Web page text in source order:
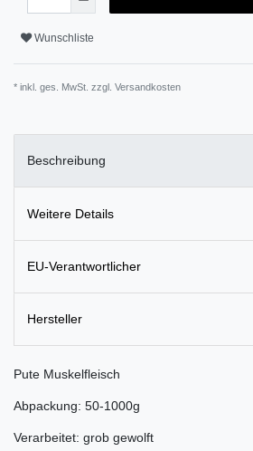
Wunschliste
* inkl. ges. MwSt. zzgl. Versandkosten
Beschreibung
Weitere Details
EU-Verantwortlicher
Hersteller
Pute Muskelfleisch
Abpackung: 50-1000g
Verarbeitet: grob gewolft